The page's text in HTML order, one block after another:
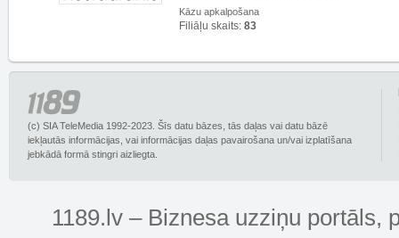
Kāzu apkalpošana
Filiāļu skaits: 83
(c) SIA TeleMedia 1992-2023. Šīs datu bāzes, tās daļas vai datu bāzē
iekļautās informācijas, vai informācijas daļas pavairošana un/vai izplatīšana
jebkādā formā stingri aizliegta.
1189.lv – Biznesa uzziņu portāls,